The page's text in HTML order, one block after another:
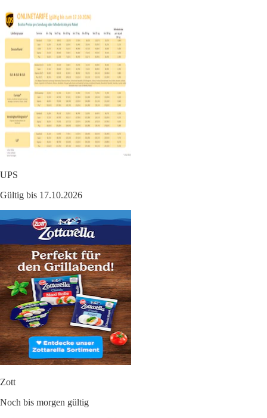
UPS
Gültig bis 17.10.2026
Zott
Noch bis morgen gültig